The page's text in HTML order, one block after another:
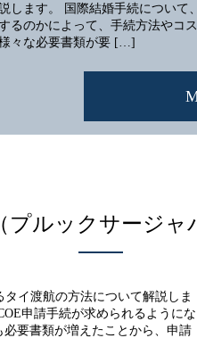
します。 国際結婚手続について
るのかによって、手続方法やコ
々な必要書類が要 […]
プルックサージャ
イ渡航の方法について解説しま
申請手続が求められるようにな
要書類が増えたことから、申請